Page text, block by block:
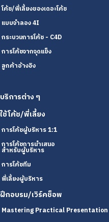
โค้ช/พี่เลี้ยงของเดอะโค้ช
แบบจำลอง 4I
กระบวนการโค้ช - C4D
การโค้ชจากจุดแข็ง
ลูกค้าอ้างอิง
บริการต่าง ๆ
ใช้โค้ช/พี่เลี้ยง
การโค้ชผู้บริหาร 1:1
การโค้ชการนำเสนอ
สำหรับผู้บริหาร
การโค้ชทีม
พี่เลี้ยงผู้บริหาร
ฝึกอบรม/เวิร์คช็อพ
Mastering Practical Presentation